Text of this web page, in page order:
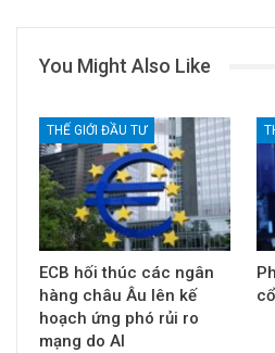
You Might Also Like
THẾ GIỚI ĐẦU TƯ
ECB hối thúc các ngân
hàng châu Âu lên kế
hoạch ứng phó rủi ro
mạng do AI